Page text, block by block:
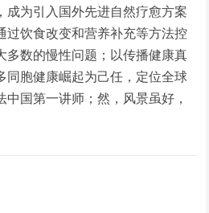
成为引入国外先进自然疗愈方案
过饮食改变和营养补充等方法控
多数的慢性问题；以传播健康真
同胞健康崛起为己任，定位全球
中国第一讲师；然，风景虽好，